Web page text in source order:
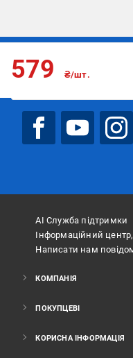
579 ₴/шт.
Підписуйтесь, щоб
АІ Служба підтримки
Інформаційний центр,
Написати нам
КОМПАНІЯ
ПОКУПЦЕВІ
КОРИСНА ІНФОРМАЦІЯ